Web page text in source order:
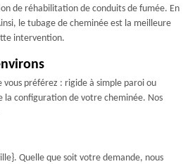
de réhabilitation de conduits de fumée. En
le tubage de cheminée est la meilleure
intervention.
préférez : rigide à simple paroi ou
la configuration de votre cheminée. Nos
Quelle que soit votre demande, nous